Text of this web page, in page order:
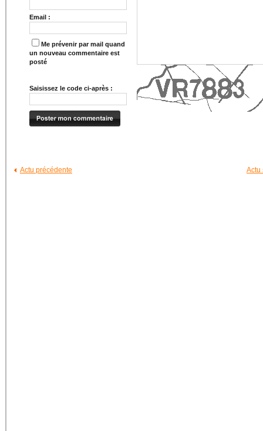
Email :
Me prévenir par mail quand
un nouveau commentaire est
posté
Saisissez le code ci-après :
Actu
Actu précédente